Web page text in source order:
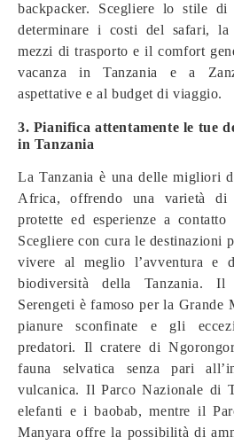
backpacker. Scegliere lo stile
determinare i costi del safari, la
mezzi di trasporto e il comfort
vacanza in Tanzania e a
aspettative e al budget di viaggio.
3. Pianifica attentamente le tue
in Tanzania
La Tanzania è una delle migliori
Africa, offrendo una varietà di
protette ed esperienze a
Scegliere con cura le destinazioni
vivere al meglio l’avventura e
biodiversità della Tanzania. Il
Serengeti è famoso per la Grande
pianure sconfinate e gli
predatori. Il cratere di
fauna selvatica senza pari
vulcanica. Il Parco Nazionale di
elefanti e i baobab, mentre il
Manyara offre la possibilità di